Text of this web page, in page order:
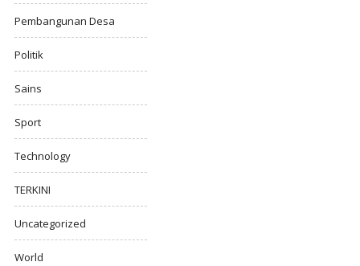
Pembangunan Desa
Politik
Sains
Sport
Technology
TERKINI
Uncategorized
World